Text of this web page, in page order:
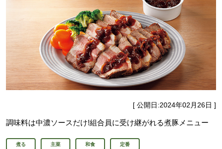
[ 公開日:2024年02月26日 ]
調味料は中濃ソースだけ!組合員に受け継がれる煮豚メニュー
煮る 主菜 和食 定番